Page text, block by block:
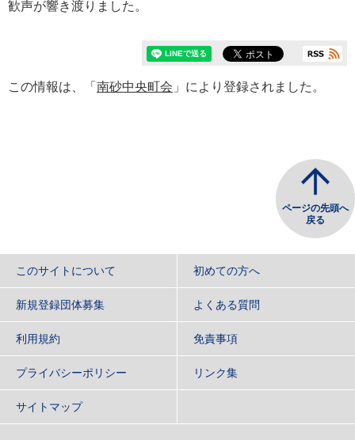
歓声が響き渡りました。
この情報は、「 南砂中央町会 」により登録されました。
ページの先頭へ
戻る
このサイトについて 初めての方へ
新規登録団体募集 よくある質問
利用規約 免責事項
プライバシーポリシー リンク集
サイトマップ